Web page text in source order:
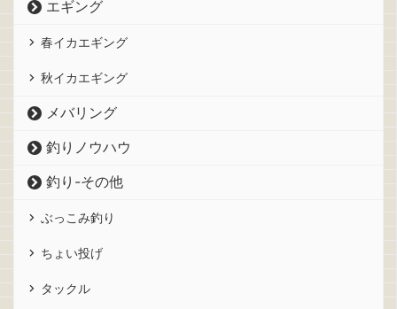
エギング
春イカエギング
秋イカエギング
メバリング
釣りノウハウ
釣り-その他
ぶっこみ釣り
ちょい投げ
タックル